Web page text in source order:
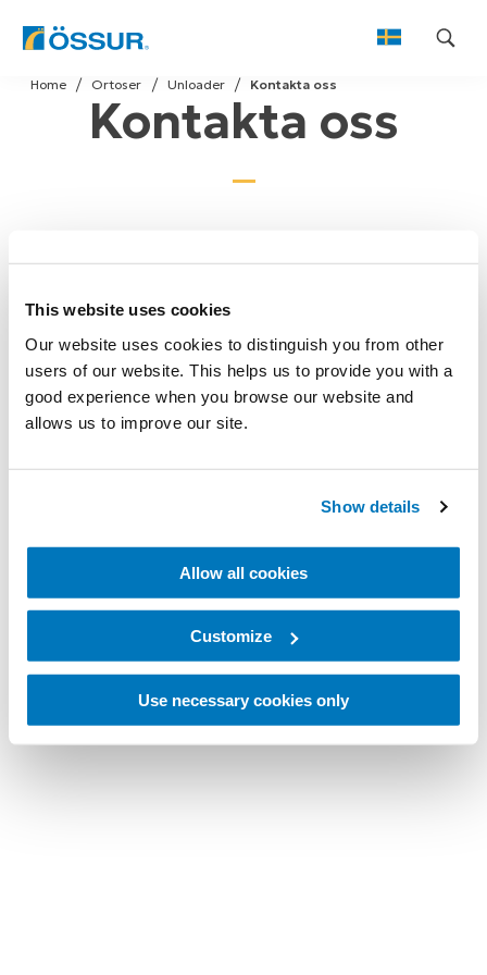
This website uses cookies
Our website uses cookies to distinguish you from other
users of our website. This helps us to provide you with a
good experience when you browse our website and
allows us to improve our site.
Show details
Allow all cookies
Customize
Use necessary cookies only
Skip
to
Kontakta oss
Unloader
Ortoser
Home
Kontakta oss
nedan så svarar vi så snart som möjligt.